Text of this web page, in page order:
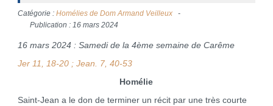
Catégorie : Homélies de Dom Armand Veilleux
Publication : 16 mars 2024
16 mars 2024 : Samedi de la 4ème semaine de Carême
Jer 11, 18-20 ; Jean. 7, 40-53
Homélie
Saint-Jean a le don de terminer un récit par une très courte